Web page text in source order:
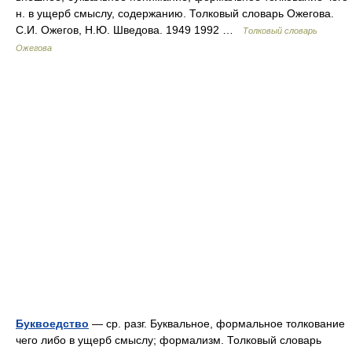
н. в ущерб смыслу, содержанию. Толковый словарь Ожегова.
С.И. Ожегов, Н.Ю. Шведова. 1949 1992 …
Толковый словарь
Ожегова
Буквоедство — ср. разг. Буквальное, формальное толкование
чего либо в ущерб смыслу; формализм. Толковый словарь